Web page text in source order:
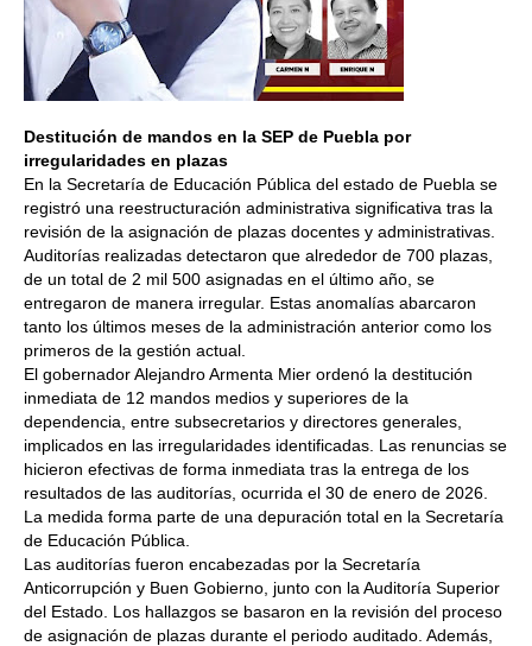
Destitución de mandos en la SEP de Puebla por
irregularidades en plazas
En la Secretaría de Educación Pública del estado de Puebla se
registró una reestructuración administrativa significativa tras la
revisión de la asignación de plazas docentes y administrativas.
Auditorías realizadas detectaron que alrededor de 700 plazas,
de un total de 2 mil 500 asignadas en el último año, se
entregaron de manera irregular. Estas anomalías abarcaron
tanto los últimos meses de la administración anterior como los
primeros de la gestión actual.
El gobernador Alejandro Armenta Mier ordenó la destitución
inmediata de 12 mandos medios y superiores de la
dependencia, entre subsecretarios y directores generales,
implicados en las irregularidades identificadas. Las renuncias se
hicieron efectivas de forma inmediata tras la entrega de los
resultados de las auditorías, ocurrida el 30 de enero de 2026.
La medida forma parte de una depuración total en la Secretaría
de Educación Pública.
Las auditorías fueron encabezadas por la Secretaría
Anticorrupción y Buen Gobierno, junto con la Auditoría Superior
del Estado. Los hallazgos se basaron en la revisión del proceso
de asignación de plazas durante el periodo auditado. Además,